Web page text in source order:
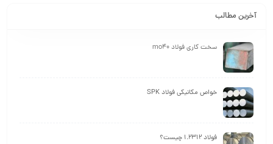
آخرین مطالب
سخت کاری فولاد mo40
خواص مکانیکی فولاد SPK
فولاد 1.2312 چیست؟